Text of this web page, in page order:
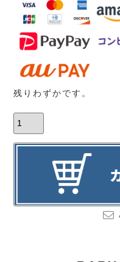
残りわずかです。